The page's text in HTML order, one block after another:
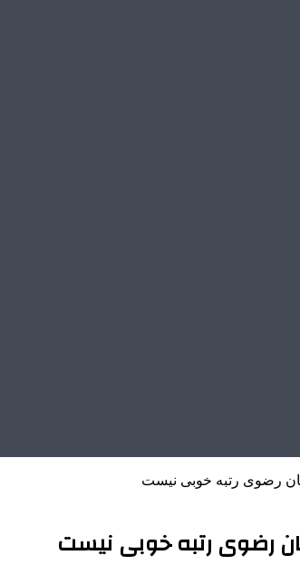
رضوی رتبه خوبی نیست
رضوی رتبه خوبی نیست